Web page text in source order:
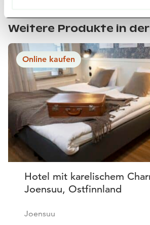
Weitere Produkte in der
Online kaufen
Hotel mit karelischem
Joensuu, Ostfinnland
Joensuu